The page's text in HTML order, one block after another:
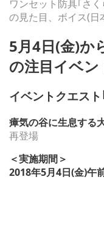
ワンセット防具｢さ
の見た目、ボイス(日
5月4日(金)か
の注目イベン
イベントクエス
瘴気の谷に生息する
再登場
＜実施期間＞
2018年5月4日(金)午